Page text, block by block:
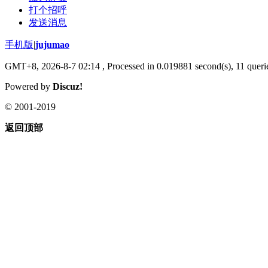
打个招呼
发送消息
手机版|jujumao
GMT+8, 2026-8-7 02:14 , Processed in 0.019881 second(s), 11
Powered by Discuz!
© 2001-2019
返回顶部